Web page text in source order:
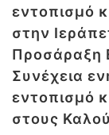
εντοπισμό
στην
Προσάραξη
Συνέχεια
εντοπισμό
στους